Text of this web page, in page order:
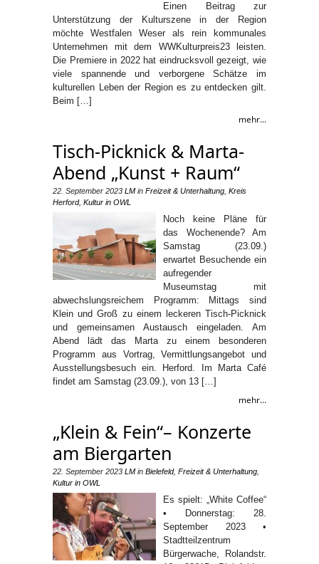
Einen Beitrag zur
Unterstützung der Kulturszene in der Region
möchte Westfalen Weser als rein kommunales
Unternehmen mit dem WWKulturpreis23 leisten.
Die Premiere in 2022 hat eindrucksvoll gezeigt, wie
viele spannende und verborgene Schätze im
kulturellen Leben der Region es zu entdecken gilt.
Beim […]
mehr...
Tisch-Picknick & Marta-
Abend „Kunst + Raum“
22. September 2023 LM in Freizeit & Unterhaltung Kreis
Herford, Kultur in OWL
Noch keine Pläne für
das Wochenende? Am
Samstag (23.09.)
erwartet Besuchende ein
aufregender
Museumstag mit
abwechslungsreichem Programm: Mittags sind
Klein und Groß zu einem leckeren Tisch-Picknick
und gemeinsamen Austausch eingeladen. Am
Abend lädt das Marta zu einem besonderen
Programm aus Vortrag, Vermittlungsangebot und
Ausstellungsbesuch ein. Herford. Im Marta Café
findet am Samstag (23.09.), von 13 […]
mehr...
„Klein & Fein“– Konzerte
am Biergarten
22. September 2023 LM in Bielefeld, Freizeit & Unterhaltung
Kultur in OWL
Es spielt: „White Coffee“
• Donnerstag: 28.
September 2023 •
Stadtteilzentrum
Bürgerwache, Rolandstr.